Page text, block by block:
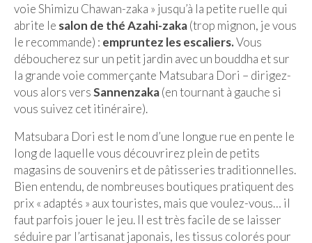
voie Shimizu Chawan-zaka » jusqu’à la petite ruelle qui
abrite le salon de thé Azahi-zaka(trop mignon, je vous
le recommande) : empruntez les escaliers.Vous
déboucherez sur un petit jardin avec un bouddha et sur
la grande voie commerçante Matsubara Dori – dirigez-
vous alors versSannenzaka(en tournant à gauche si
vous suivez cet itinéraire).
Matsubara Dori est le nom d’une longue rue en pente le
long de laquelle vous découvrirez plein de petits
magasins de souvenirs et de pâtisseries traditionnelles.
Bien entendu, de nombreuses boutiques pratiquent des
prix « adaptés » aux touristes, mais que voulez-vous… il
faut parfois jouer le jeu. Il est très facile de se laisser
séduire par l’artisanat japonais, les tissus colorés pour